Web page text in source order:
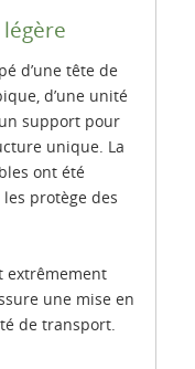
d’une tête de
d’une unité
support pour
unique. La
ont été
protège des
extrêmement
une mise en
de transport.